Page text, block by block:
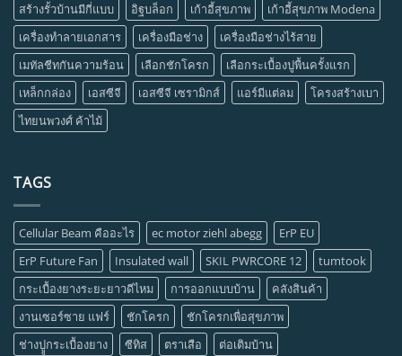
สร้างรั้วบ้านมีกี่แบบ
อิฐบล็อก เก้าอี้สุขภาพ
เก้าอี้สุขภาพ Modena
เครื่องทำลายเอกสาร
เครื่องมือช่าง
เครื่องมือช่างไร้สาย
เมทัลชีทกันความร้อน
เลือกชักโครก
เลือกระเบื้องปูพื้นครั้งแรก
เหล็กกล่อง
เอสซีจี เอสซีจี เซรามิกส์ แอร์มีแต่ลม
โครงสร้างเบา
ไทยนพวงศ์ ค้าไม้
TAGS
Cellular Beam คืออะไร ec motor ziehl abegg
ErP EU
ErP Future Fan
Insulated wall SKIL PWRCORE 12
tumtook
กระเบื้องยางระยะยาวดีไหม
การออกแบบบ้าน
คลังสินค้า
งานเซอร์ซาย แฟร์
ชักโครก
ชักโครกเพื่อสุขภาพ
ช่างปููกระเบื้องยาง
ซีทิส ตราเสือ
ต่อเติมบ้าน